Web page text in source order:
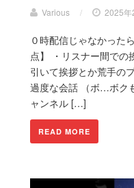
Various / 2025年
０時配信じゃなかった
点】 ・リスナー間での
引いて挨拶とか荒手の
過度な会話 （ボ…ボク
ャンネル […]
READ MORE